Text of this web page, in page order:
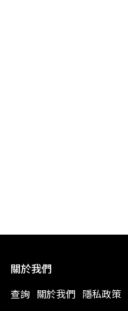
關於我們
查詢 關於我們 隱私政策